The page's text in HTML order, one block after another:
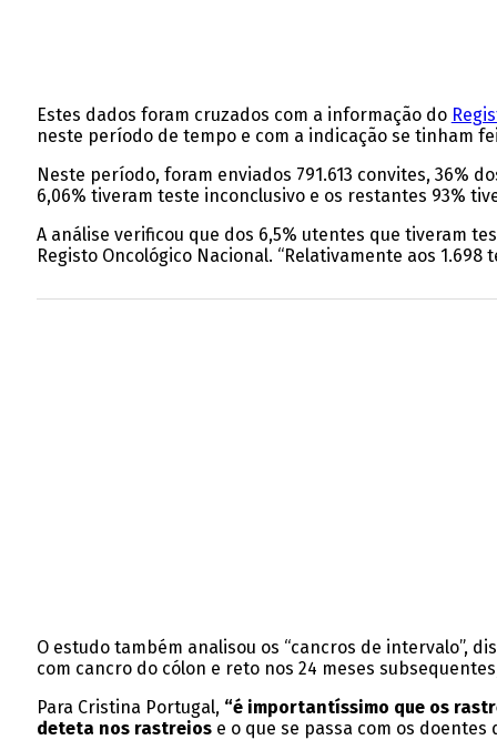
Estes dados foram cruzados com a informação do
neste período de tempo e com a indicação se tinham
Neste período, foram enviados 791.613 convites, 36%
6,06% tiveram teste inconclusivo e os restantes 93%
A análise verificou que dos 6,5% utentes que tiveram
Registo Oncológico Nacional. “Relativamente aos
O estudo também analisou os “cancros de intervalo”,
com cancro do cólon e reto nos 24 meses
Para Cristina Portugal, “é importantíssimo que os
deteta nos rastreiose o que se passa com os